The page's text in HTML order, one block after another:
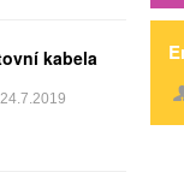
kabela
24.7.2019